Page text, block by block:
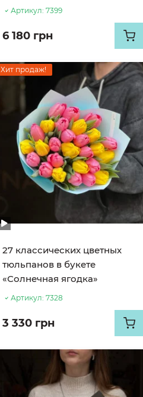
Артикул: 7399
6 180 грн
Хит продаж!
27 классических цветных
тюльпанов в букете
«Солнечная ягодка»
Артикул: 7328
3 330 грн